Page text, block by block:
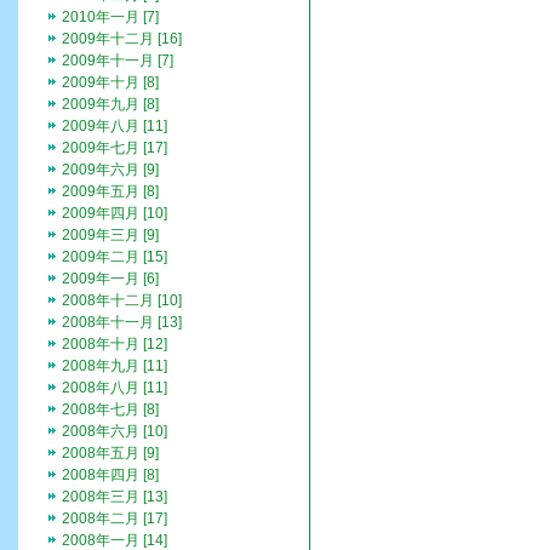
2010年一月 [7]
2009年十二月 [16]
2009年十一月 [7]
2009年十月 [8]
2009年九月 [8]
2009年八月 [11]
2009年七月 [17]
2009年六月 [9]
2009年五月 [8]
2009年四月 [10]
2009年三月 [9]
2009年二月 [15]
2009年一月 [6]
2008年十二月 [10]
2008年十一月 [13]
2008年十月 [12]
2008年九月 [11]
2008年八月 [11]
2008年七月 [8]
2008年六月 [10]
2008年五月 [9]
2008年四月 [8]
2008年三月 [13]
2008年二月 [17]
2008年一月 [14]